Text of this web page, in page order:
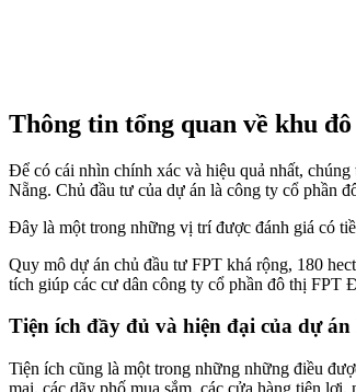
Thông tin tổng quan về khu
Để có cái nhìn chính xác và hiệu quả nhất,
Nẵng. Chủ đầu tư của dự án là công ty cổ phần
Đây là một trong những vị trí được đánh giá có
Quy mô dự án chủ đầu tư FPT khá rộng, 180
tích giúp các cư dân công ty cổ phần đô thị FPT
Tiện ích đầy đủ và hiện đại của dự
Tiện ích cũng là một trong những những điều
mại, các dãy phố mua sắm, các cửa hàng tiện